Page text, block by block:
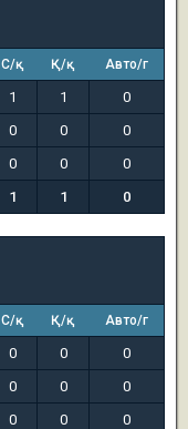
С/қ Қ/қ Авто/г
1 1
0
0 0
0
0 0
0
1 1 0
С/қ Қ/қ Авто/г
0 0
0
0 0
0
0 0
0